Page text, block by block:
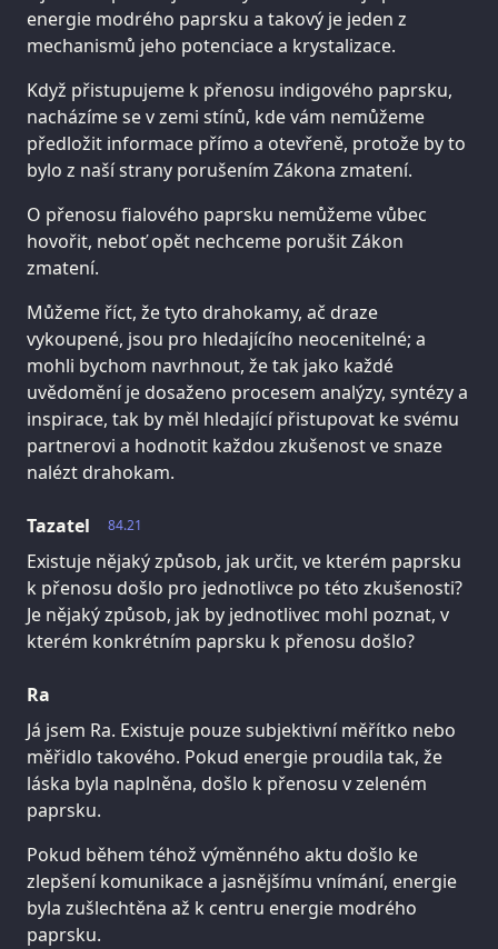
energie modrého paprsku a takový je jeden z
mechanismů jeho potenciace a krystalizace.
Když přistupujeme k přenosu indigového paprsku,
nacházíme se v zemi stínů, kde vám nemůžeme
předložit informace přímo a otevřeně, protože by to
bylo z naší strany porušením Zákona zmatení.
O přenosu fialového paprsku nemůžeme vůbec
hovořit, neboť opět nechceme porušit Zákon
zmatení.
Můžeme říct, že tyto drahokamy, ač draze
vykoupené, jsou pro hledajícího neocenitelné; a
mohli bychom navrhnout, že tak jako každé
uvědomění je dosaženo procesem analýzy, syntézy a
inspirace, tak by měl hledající přistupovat ke svému
partnerovi a hodnotit každou zkušenost ve snaze
nalézt drahokam.
84.21
Tazatel
Existuje nějaký způsob, jak určit, ve kterém paprsku
k přenosu došlo pro jednotlivce po této zkušenosti?
Je nějaký způsob, jak by jednotlivec mohl poznat, v
kterém konkrétním paprsku k přenosu došlo?
Ra
Já jsem Ra. Existuje pouze subjektivní měřítko nebo
měřidlo takového. Pokud energie proudila tak, že
láska byla naplněna, došlo k přenosu v zeleném
paprsku.
Pokud během téhož výměnného aktu došlo ke
zlepšení komunikace a jasnějšímu vnímání, energie
byla zušlechtěna až k centru energie modrého
paprsku.